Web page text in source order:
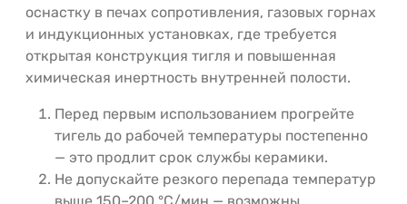
оснастку в печах сопротивления, газовых горнах
и индукционных установках, где требуется
открытая конструкция тигля и повышенная
химическая инертность внутренней полости.
Перед первым использованием прогрейте
тигель до рабочей температуры постепенно
— это продлит срок службы керамики.
Не допускайте резкого перепада температур
выше 150–200 °C/мин — возможны